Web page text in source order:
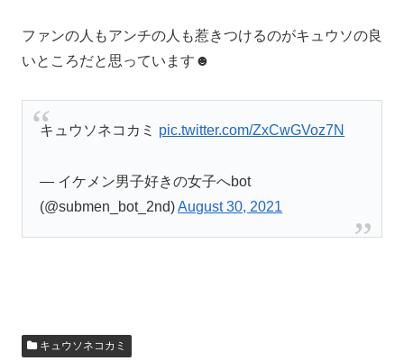
ファンの人もアンチの人も惹きつけるのがキュウソの良
いところだと思っています☻
キュウソネコカミ pic.twitter.com/ZxCwGVoz7N
— イケメン男子好きの女子へbot
(@submen_bot_2nd)August 30, 2021
キュウソネコカミ